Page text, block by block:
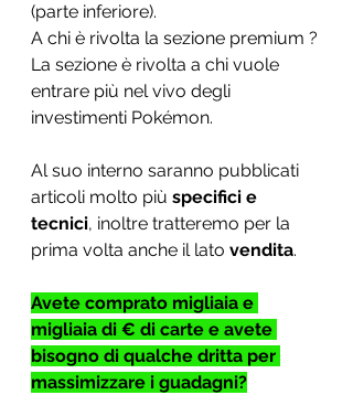
(parte inferiore).
A chi è rivolta la sezione premium ?
La sezione è rivolta a chi vuole
entrare più nel vivo degli
investimenti Pokémon.
Al suo interno saranno pubblicati
articoli molto più specifici e
tecnici, inoltre tratteremo per la
prima volta anche il lato vendita.
Avete comprato migliaia e
migliaia di € di carte e avete
bisogno di qualche dritta per
massimizzare i guadagni?